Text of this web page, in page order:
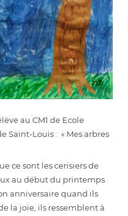
au CM1 de Ecole
Saint-Louis : « Mes arbres
ce sont les cerisiers de
au début du printemps
anniversaire quand ils
la joie, ils ressemblent à